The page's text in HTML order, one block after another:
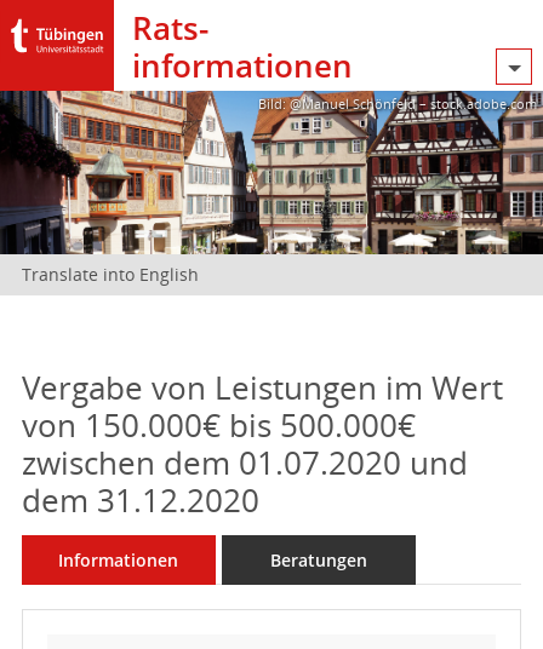
Rats­
informationen
Bild: @Manuel Schönfeld – stock.adobe.com
Translate into English
Vergabe von Leistungen im Wert
von 150.000€ bis 500.000€
zwischen dem 01.07.2020 und
dem 31.12.2020
Informationen Beratungen